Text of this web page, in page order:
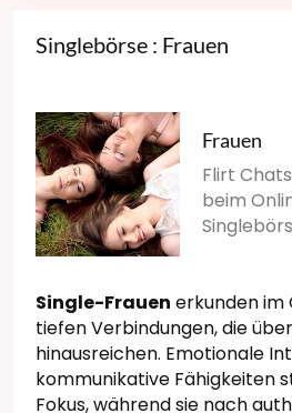
Singlebörse : Frauen
Frauen
Flirt
beim
Single-Frauen erkunden im
tiefen Verbindungen, die
hinausreichen. Emotionale
kommunikative Fähigkeiten
Fokus, während sie nach